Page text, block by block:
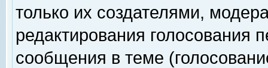
только их создателями,
редактирования голосования
сообщения в теме